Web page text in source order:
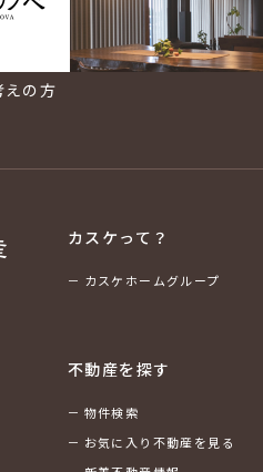
えの方
カスケって？
カスケホームグループ
不動産を探す
物件検索
お気に入り不動産を見る